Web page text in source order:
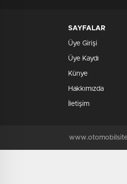
SAYFALAR
Üye Girişi
Üye Kaydı
Künye
Hakkımızda
İletişim